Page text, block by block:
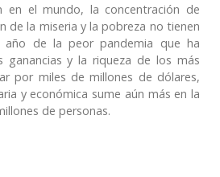
en el mundo, la concentración de
de la miseria y la pobreza no tienen
de la peor pandemia que ha
ganancias y la riqueza de los más
por miles de millones de dólares,
y económica sume aún más en la
de personas.